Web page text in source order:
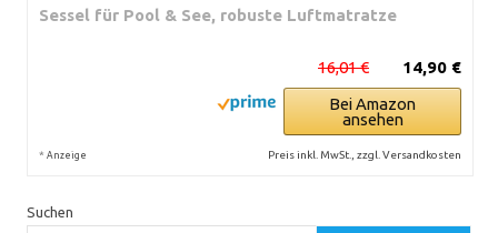
Sessel für Pool & See, robuste Luftmatratze
14,90 €
16,01 €
Bei Amazon
ansehen
* Anzeige Preis inkl. MwSt., zzgl. Versandkosten
Suchen